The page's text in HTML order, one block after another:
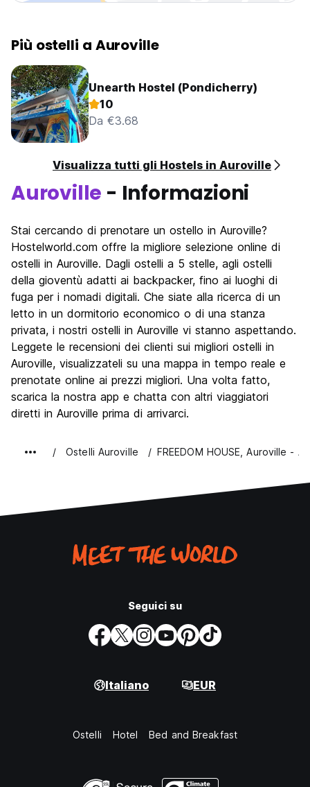
Più ostelli a Auroville
Unearth Hostel (Pondicherry)
10
Da €3.68
Visualizza tutti gli Hostels in Auroville
Auroville - Informazioni
Stai cercando di prenotare un ostello in Auroville?
Hostelworld.com offre la migliore selezione online di
ostelli in Auroville. Dagli ostelli a 5 stelle, agli ostelli
della gioventù adatti ai backpacker, fino ai luoghi di
fuga per i nomadi digitali. Che siate alla ricerca di un
letto in un dormitorio economico o di una stanza
privata, i nostri ostelli in Auroville vi stanno aspettando.
Leggete le recensioni dei clienti sui migliori ostelli in
Auroville, visualizzateli su una mappa in tempo reale e
prenotate online ai prezzi migliori. Una volta fatto,
scarica la nostra app e chatta con altri viaggiatori
diretti in Auroville prima di arrivarci.
Ostelli Auroville FREEDOM HOUSE, Auroville -
Seguici su
Italiano EUR
Ostelli Hotel Bed and Breakfast